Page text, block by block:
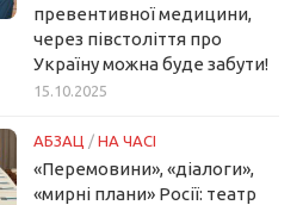
превентивної медицини,
через півстоліття про
Україну можна буде забути!
15.10.2025
АБЗАЦ / НА ЧАСІ
«Перемовини», «діалоги»,
«мирні плани» Росії: театр